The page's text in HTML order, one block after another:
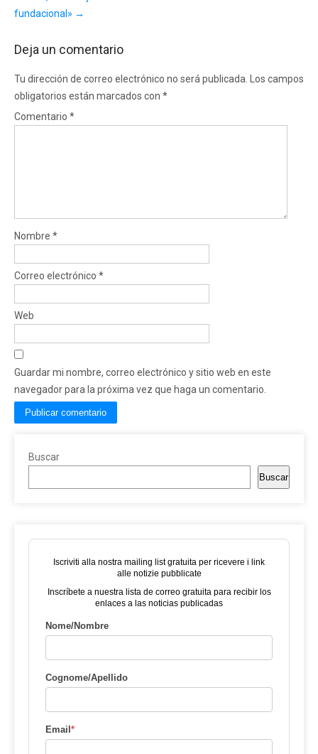
fundacional» →
Deja un comentario
Tu dirección de correo electrónico no será publicada.
Los campos
obligatorios están marcados con *
Comentario *
Nombre *
Correo electrónico *
Web
Guardar mi nombre, correo electrónico y sitio web en este
navegador para la próxima vez que haga un comentario.
Buscar
Buscar
Iscriviti alla nostra mailing list gratuita per ricevere i link
alle notizie pubblicate
Inscríbete a nuestra lista de correo gratuita para recibir los
enlaces a las noticias publicadas
Nome/Nombre
Cognome/Apellido
Email*